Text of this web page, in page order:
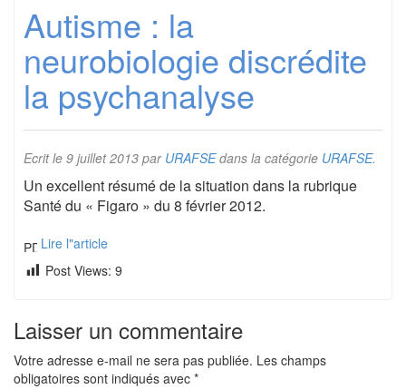
Autisme : la
neurobiologie discrédite
la psychanalyse
Ecrit le 9 juillet 2013 par URAFSEdans la catégorie URAFSE.
Un excellent résumé de la situation dans la rubrique
Santé du « Figaro » du 8 février 2012.
Lire l"article
Post Views: 9
Laisser un commentaire
Votre adresse e-mail ne sera pas publiée. Les champs
obligatoires sont indiqués avec *